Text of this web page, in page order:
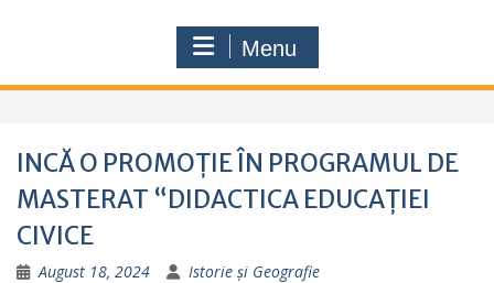
Menu
INCĂ O PROMOȚIE ÎN PROGRAMUL DE
MASTERAT “DIDACTICA EDUCAȚIEI
CIVICE
August 18, 2024 Istorie și Geografie